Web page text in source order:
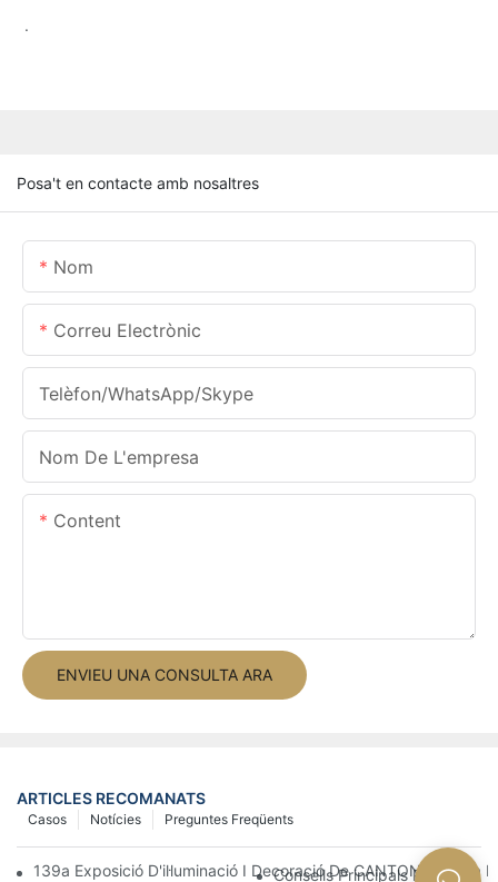
.
Posa't en contacte amb nosaltres
Nom
Correu Electrònic
Telèfon/WhatsApp/Skype
Nom De L'empresa
Content
ENVIEU UNA CONSULTA ARA
ARTICLES RECOMANATS
Preguntes Freqüents
Notícies
Casos
139a Exposició D'il·luminació I Decoració De CANTONFAR
Consells Principals Per